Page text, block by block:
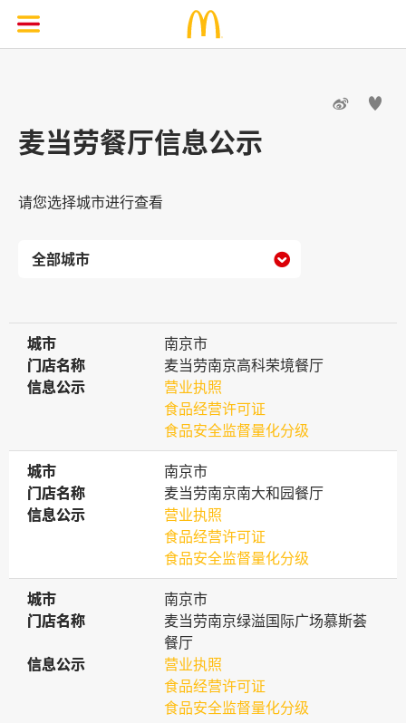
 
麦当劳餐厅信息公示
请您选择城市进行查看

城市
城市
南京市
门店名称
门店名称
麦当劳南京高科荣境餐厅
信息公示
信息公示
营业执照
食品经营许可证
食品安全监督量化分级
城市
城市
南京市
门店名称
门店名称
麦当劳南京南大和园餐厅
信息公示
信息公示
营业执照
食品经营许可证
食品安全监督量化分级
城市
城市
南京市
门店名称
门店名称
麦当劳南京绿溢国际广场慕斯荟
餐厅
信息公示
信息公示
营业执照
食品经营许可证
食品安全监督量化分级